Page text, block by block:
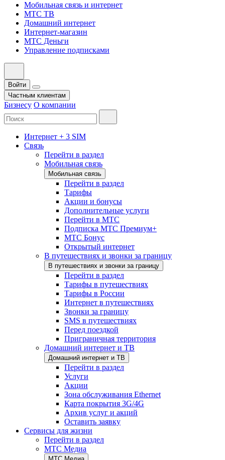
Мобильная связь и интернет
МТС ТВ
Домашний интернет
Интернет-магазин
МТС Деньги
Управление подписками
Войти
Частным клиентам
Бизнесу О компании
Интернет + 3 SIM
Связь
Перейти в раздел
Мобильная связь
Мобильная связь
Перейти в раздел
Тарифы
Акции и бонусы
Дополнительные услуги
Перейти в МТС
Подписка МТС Премиум+
МТС Бонус
Открытый интернет
В путешествиях и звонки за границу
В путешествиях и звонки за границу
Перейти в раздел
Тарифы в путешествиях
Тарифы в России
Интернет в путешествиях
Звонки за границу
SMS в путешествиях
Перед поездкой
Приграничная территория
Домашний интернет и ТВ
Домашний интернет и ТВ
Перейти в раздел
Услуги
Акции
Зона обслуживания Ethernet
Карта покрытия 3G/4G
Архив услуг и акций
Оставить заявку
Сервисы для жизни
Перейти в раздел
МТС Медиа